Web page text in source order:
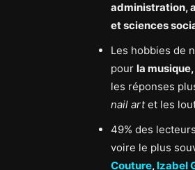
administration,
et sciences
Les hobbies de
pour la
les réponses
nail artet les
49% des
voire le plus
Couture, Izabel